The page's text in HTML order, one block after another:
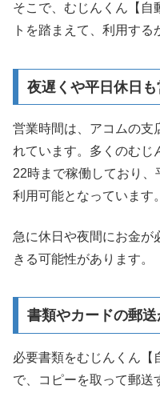
そこで、むじんくん【自
トを踏まえて、利用する
夜遅くや平日休日
営業時間は、アコムの支
れています。多くのむじ
22時まで稼働しており
利用可能となっています。
急に休日や夜間にお金が
きる可能性があります。
書類やカードの郵
必要書類をむじんくん【
で、コピーを取って郵送